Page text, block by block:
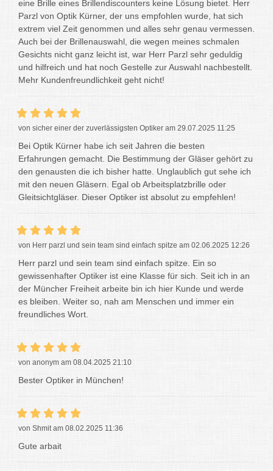
eine Brille eines Brillendiscounters keine Lösung bietet. Herr
Parzl von Optik Kürner, der uns empfohlen wurde, hat sich
extrem viel Zeit genommen und alles sehr genau vermessen.
Auch bei der Brillenauswahl, die wegen meines schmalen
Gesichts nicht ganz leicht ist, war Herr Parzl sehr geduldig
und hilfreich und hat noch Gestelle zur Auswahl nachbestellt.
Mehr Kundenfreundlichkeit geht nicht!
von sicher einer der zuverlässigsten Optiker am 29.07.2025 11:25
Bei Optik Kürner habe ich seit Jahren die besten
Erfahrungen gemacht. Die Bestimmung der Gläser gehört zu
den genausten die ich bisher hatte. Unglaublich gut sehe ich
mit den neuen Gläsern. Egal ob Arbeitsplatzbrille oder
Gleitsichtgläser. Dieser Optiker ist absolut zu empfehlen!
von Herr parzl und sein team sind einfach spitze am 02.06.2025 12:26
Herr parzl und sein team sind einfach spitze. Ein so
gewissenhafter Optiker ist eine Klasse für sich. Seit ich in an
der Müncher Freiheit arbeite bin ich hier Kunde und werde
es bleiben. Weiter so, nah am Menschen und immer ein
freundliches Wort.
von anonym am 08.04.2025 21:10
Bester Optiker in München!
von Shmit am 08.02.2025 11:36
Gute arbait